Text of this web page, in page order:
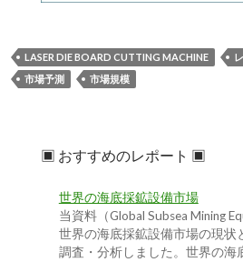
LASER DIE BOARD CUTTING MACHINE
市場予測
市場規模
▣ おすすめのレポート ▣
世界の海底採鉱設備市場
当資料（Global Subsea Mining
世界の海底採鉱設備市場の現状
調査・分析しました。世界の海